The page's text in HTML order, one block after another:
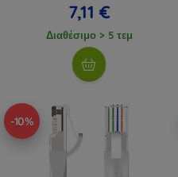
7,11 €
Διαθέσιμο > 5 τεμ
-10%